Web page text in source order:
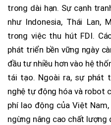
trong dài hạn. Sự cạnh
như Indonesia, Thái Lan,
trong việc thu hút FDI.
phát triển bền vững ngày
đầu tư nhiều hơn vào hệ
tái tạo. Ngoài ra, sự phát
nghệ tự động hóa và robot
phí lao động của Việt
ngừng nâng cao chất lượng